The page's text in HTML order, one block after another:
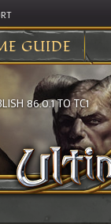
GUIDE
86.0.1 TO TC1